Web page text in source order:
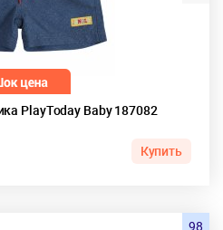
PlayToday Baby 187082
Купить
98